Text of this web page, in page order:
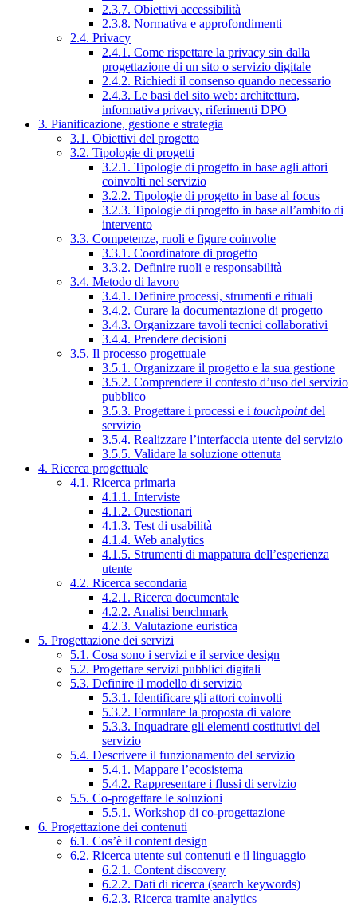
2.3.7. Obiettivi accessibilità
2.3.8. Normativa e approfondimenti
2.4. Privacy
2.4.1. Come rispettare la privacy sin dalla
progettazione di un sito o servizio digitale
2.4.2. Richiedi il consenso quando necessario
2.4.3. Le basi del sito web: architettura,
informativa privacy, riferimenti DPO
3. Pianificazione, gestione e strategia
3.1. Obiettivi del progetto
3.2. Tipologie di progetti
3.2.1. Tipologie di progetto in base agli attori
coinvolti nel servizio
3.2.2. Tipologie di progetto in base al focus
3.2.3. Tipologie di progetto in base all’ambito di
intervento
3.3. Competenze, ruoli e figure coinvolte
3.3.1. Coordinatore di progetto
3.3.2. Definire ruoli e responsabilità
3.4. Metodo di lavoro
3.4.1. Definire processi, strumenti e rituali
3.4.2. Curare la documentazione di progetto
3.4.3. Organizzare tavoli tecnici collaborativi
3.4.4. Prendere decisioni
3.5. Il processo progettuale
3.5.1. Organizzare il progetto e la sua gestione
3.5.2. Comprendere il contesto d’uso del servizio
pubblico
3.5.3. Progettare i processi e i touchpointdel
servizio
3.5.4. Realizzare l’interfaccia utente del servizio
3.5.5. Validare la soluzione ottenuta
4. Ricerca progettuale
4.1. Ricerca primaria
4.1.1. Interviste
4.1.2. Questionari
4.1.3. Test di usabilità
4.1.4. Web analytics
4.1.5. Strumenti di mappatura dell’esperienza
utente
4.2. Ricerca secondaria
4.2.1. Ricerca documentale
4.2.2. Analisi benchmark
4.2.3. Valutazione euristica
5. Progettazione dei servizi
5.1. Cosa sono i servizi e il service design
5.2. Progettare servizi pubblici digitali
5.3. Definire il modello di servizio
5.3.1. Identificare gli attori coinvolti
5.3.2. Formulare la proposta di valore
5.3.3. Inquadrare gli elementi costitutivi del
servizio
5.4. Descrivere il funzionamento del servizio
5.4.1. Mappare l’ecosistema
5.4.2. Rappresentare i flussi di servizio
5.5. Co-progettare le soluzioni
5.5.1. Workshop di co-progettazione
6. Progettazione dei contenuti
6.1. Cos’è il content design
6.2. Ricerca utente sui contenuti e il linguaggio
6.2.1. Content discovery
6.2.2. Dati di ricerca (search keywords)
6.2.3. Ricerca tramite analytics